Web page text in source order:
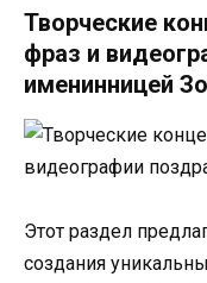
Творческие
фраз и
именинницей
Этот раздел
создания